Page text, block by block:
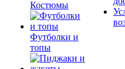
Костюмы
Футболки и
топы